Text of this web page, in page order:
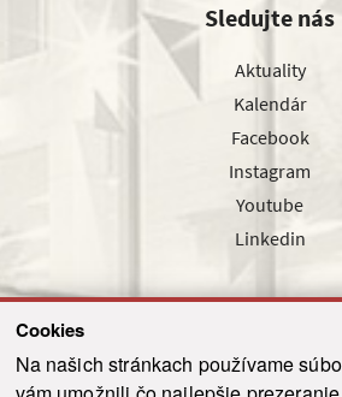
Cookies
Na našich stránkach používame
Sledujte nás
Aktuality
Kalendár
Facebook
Instagram
Youtube
Linkedin